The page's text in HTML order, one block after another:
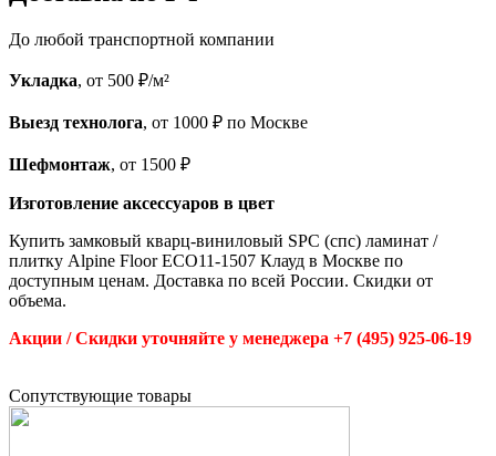
До любой транспортной компании
Укладка, от 500 ₽/м²
Выезд технолога, от 1000 ₽ по Москве
Шефмонтаж, от 1500 ₽
Изготовление аксессуаров в цвет
Купить замковый кварц-виниловый SPC (спс) ламинат /
плитку Alpine Floor ECO11-1507 Клауд в Москве по
доступным ценам. Доставка по всей России. Скидки от
объема.
Акции / Скидки уточняйте у менеджера +7 (495) 925-06-19
Cопутствующие товары